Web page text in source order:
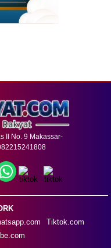
II No. 9 Makassar-
Tiktok.com